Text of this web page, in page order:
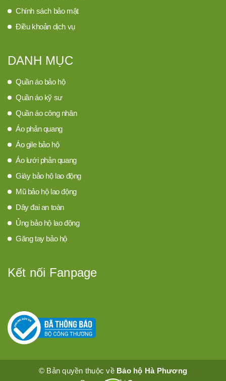
Chính sách bảo mật
Điều khoản dịch vụ
DANH MỤC
Quần áo bảo hộ
Quần áo kỹ sư
Quần áo công nhân
Áo phản quang
Áo gile bảo hộ
Áo lưới phản quang
Giày bảo hộ lao động
Mũ bảo hộ lao động
Dây đai an toàn
Ủng bảo hộ lao động
Găng tay bảo hộ
Kết nối Fanpage
© Bản quyền thuộc về Bảo hộ Hà Phương